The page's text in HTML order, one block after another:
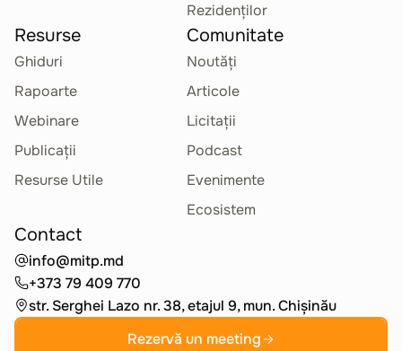
Rezidenților
Resurse
Ghiduri
Rapoarte
Webinare
Publicații
Resurse Utile
Comunitate
Noutăți
Articole
Licitații
Podcast
Evenimente
Ecosistem
Contact
info@mitp.md
+373 79 409 770
str. Serghei Lazo nr. 38, etajul 9, mun. Chișinău
Rezervă un meeting